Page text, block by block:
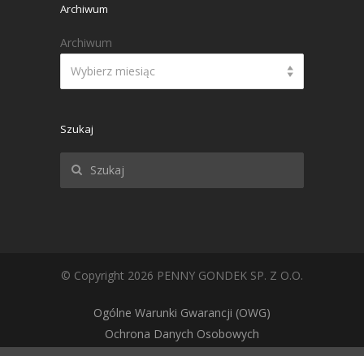
Archiwum
Archiwum
Wybierz miesiąc
Szukaj
© Copyright 2026 PENNY GONDEK SP. Z O.O.
Ogólne Warunki Gwarancji (OWG)
Ochrona Danych Osobowych